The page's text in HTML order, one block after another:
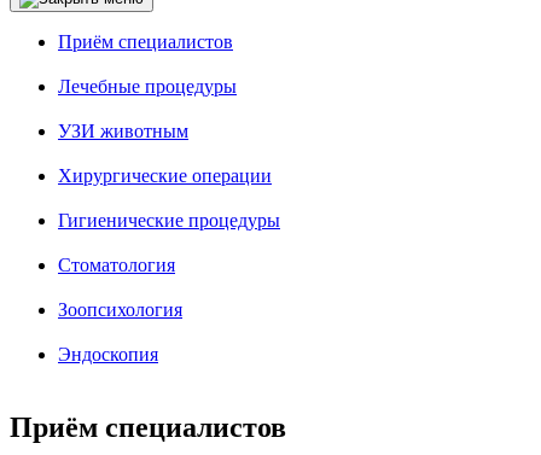
Приём специалистов
Лечебные процедуры
УЗИ животным
Хирургические операции
Гигиенические процедуры
Стоматология
Зоопсихология
Эндоскопия
Приём специалистов